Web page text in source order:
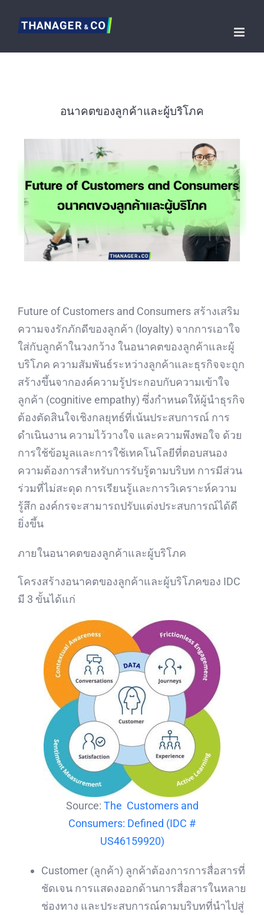
อนาคตของลูกค้าและผู้บริโภค
Future of Customers and Consumers สร้างเสริม
ความจงรักภักดีของลูกค้า (loyalty) จากการเอาใจ
ใส่กับลูกค้าในวงกว้าง ในอนาคตของลูกค้าและผู้
บริโภค ความสัมพันธ์ระหว่างลูกค้าและธุรกิจจะถูก
สร้างขึ้นจากองค์ความรู้ประกอบกับความเข้าใจ
ลูกค้า (cognitive empathy) ซึ่งกำหนดให้ผู้นำธุรกิจ
ต้องตัดสินใจเชิงกลยุทธ์ที่เน้นประสบการณ์ การ
ดำเนินงาน ความไว้วางใจ และความพึงพอใจ ด้วย
การใช้ข้อมูลและการใช้เทคโนโลยีที่ตอบสนอง
ความต้องการสำหรับการรับรู้ตามบริบท การมีส่วน
ร่วมที่ไม่สะดุด การเรียนรู้และการวิเคราะห์ความ
รู้สึก องค์กรจะสามารถปรับแต่งประสบการณ์ได้ดี
ยิ่งขึ้น
ภายในอนาคตของลูกค้าและผู้บริโภค
โครงสร้างอนาคตของลูกค้าและผู้บริโภคของ IDC
มี 3 ขั้นได้แก่
Source: The Customers and
Consumers: Defined (IDC #
US46159920)
Customer (ลูกค้า) ลูกค้าต้องการการสื่อสารที่
ชัดเจน การแสดงออกด้านการสื่อสารในหลาย
ช่องทาง และประสบการณ์ตามบริบทที่นำไปสู่